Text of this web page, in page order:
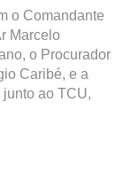
o Comandante
Marcelo
o Procurador
Caribé, e a
ao TCU,